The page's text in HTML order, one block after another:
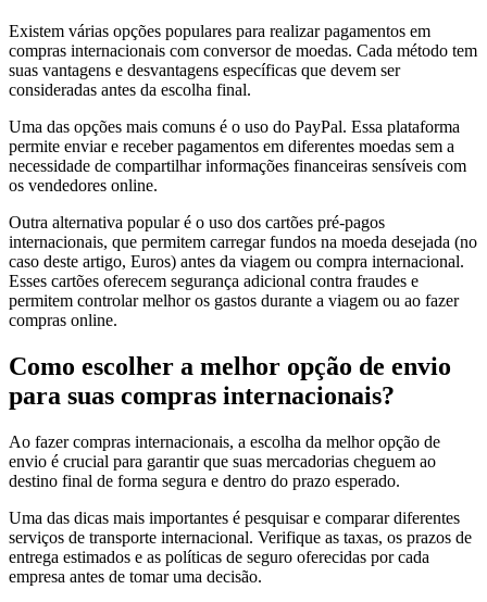
Existem várias opções populares para realizar pagamentos em
compras internacionais com conversor de moedas. Cada método tem
suas vantagens e desvantagens específicas que devem ser
consideradas antes da escolha final.
Uma das opções mais comuns é o uso do PayPal. Essa plataforma
permite enviar e receber pagamentos em diferentes moedas sem a
necessidade de compartilhar informações financeiras sensíveis com
os vendedores online.
Outra alternativa popular é o uso dos cartões pré-pagos
internacionais, que permitem carregar fundos na moeda desejada (no
caso deste artigo, Euros) antes da viagem ou compra internacional.
Esses cartões oferecem segurança adicional contra fraudes e
permitem controlar melhor os gastos durante a viagem ou ao fazer
compras online.
Como escolher a melhor opção de envio
para suas compras internacionais?
Ao fazer compras internacionais, a escolha da melhor opção de
envio é crucial para garantir que suas mercadorias cheguem ao
destino final de forma segura e dentro do prazo esperado.
Uma das dicas mais importantes é pesquisar e comparar diferentes
serviços de transporte internacional. Verifique as taxas, os prazos de
entrega estimados e as políticas de seguro oferecidas por cada
empresa antes de tomar uma decisão.